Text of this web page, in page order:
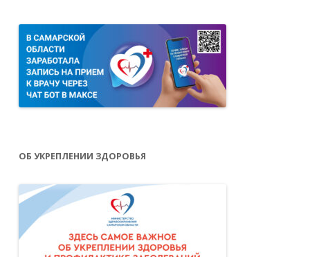
ОБ УКРЕПЛЕНИИ ЗДОРОВЬЯ